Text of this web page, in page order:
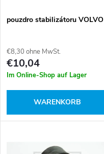
t
s
o
t
e
e
r
P
pouzdro stabilizátoru VOLVO
€8,30 ohne MwSt.
€10,04
Im Online-Shop auf Lager
WARENKORB